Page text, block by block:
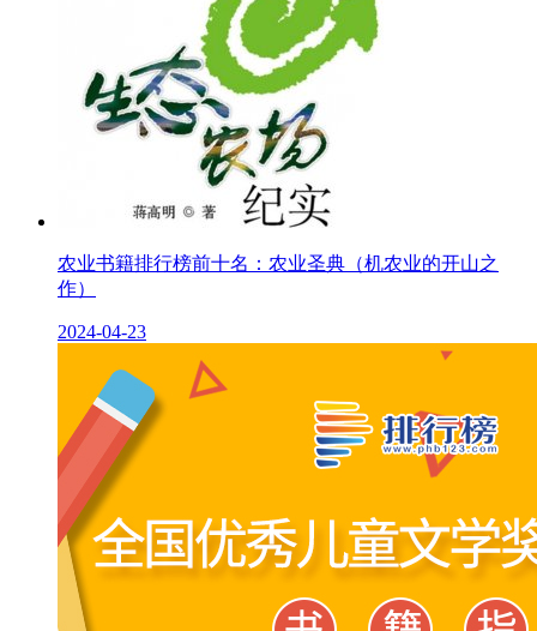
农业书籍排行榜前十名：农业圣典（机农业的开山之
作）
2024-04-23